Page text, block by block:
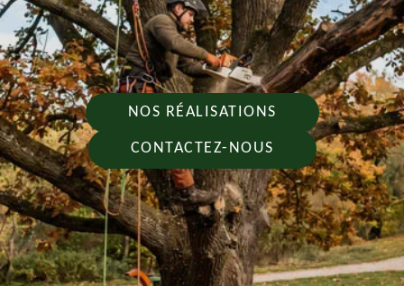
NOS RÉALISATIONS
CONTACTEZ-NOUS